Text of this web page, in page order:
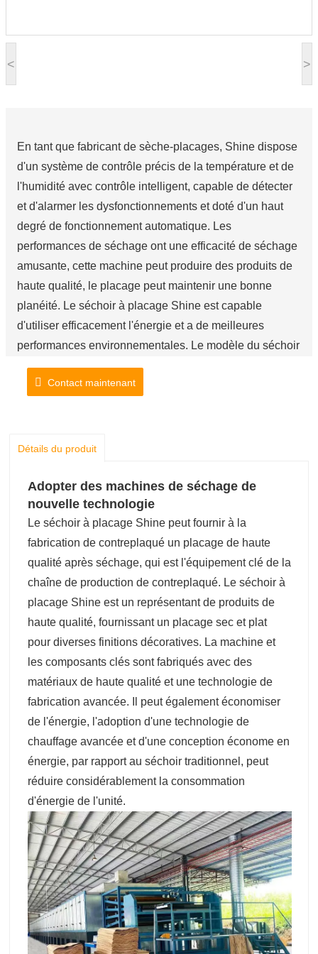
< >
En tant que fabricant de sèche-placages, Shine dispose
d'un système de contrôle précis de la température et de
l'humidité avec contrôle intelligent, capable de détecter
et d'alarmer les dysfonctionnements et doté d'un haut
degré de fonctionnement automatique. Les
performances de séchage ont une efficacité de séchage
amusante, cette machine peut produire des produits de
haute qualité, le placage peut maintenir une bonne
planéité. Le séchoir à placage Shine est capable
d'utiliser efficacement l'énergie et a de meilleures
performances environnementales. Le modèle du séchoir
peut être personnalisé en fonction de la demande de
placage avec différentes épaisseurs de matériau.
Contact maintenant
Détails du produit
Adopter des machines de séchage de
nouvelle technologie
Le séchoir à placage Shine peut fournir à la
fabrication de contreplaqué un placage de haute
qualité après séchage, qui est l'équipement clé de la
chaîne de production de contreplaqué. Le séchoir à
placage Shine est un représentant de produits de
haute qualité, fournissant un placage sec et plat
pour diverses finitions décoratives. La machine et
les composants clés sont fabriqués avec des
matériaux de haute qualité et une technologie de
fabrication avancée. Il peut également économiser
de l'énergie, l'adoption d'une technologie de
chauffage avancée et d'une conception économe en
énergie, par rapport au séchoir traditionnel, peut
réduire considérablement la consommation
d'énergie de l'unité.